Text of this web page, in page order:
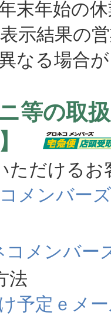
末年始の
示結果の
る場合が
ニ等の取
】
だけるお
メンバーズ
コメンバー
法
け予定ｅメ